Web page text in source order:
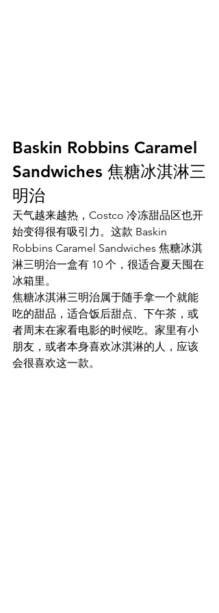
Baskin Robbins Caramel
Sandwiches 焦糖冰淇淋三
明治
天气越来越热，Costco 冷冻甜品区也开
始变得很有吸引力。这款 Baskin
Robbins Caramel Sandwiches 焦糖冰淇
淋三明治一盒有 10 个，很适合夏天囤在
冰箱里。
焦糖冰淇淋三明治属于随手拿一个就能
吃的甜品，适合饭后甜点、下午茶，或
者周末在家看电影的时候吃。家里有小
朋友，或者本身喜欢冰淇淋的人，应该
会很喜欢这一款。